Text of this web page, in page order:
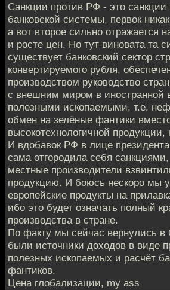
Санкции против РФ - это
банковской системы, первок
а вот второе сильно отражается
и росте цен. Но тут виновата та
существует банковский сектор
конвертируемого рубля,
производством руководство
с внешним миром в иностранной
полезными ископаемыми, т.е.
обмен на зелёные фантики
высокотехнологичной продукции,
И вдобавок РФ в лице
сама отгородила себя
местные производители
продукцию. И боюсь нескоро мы
европейские продукты на
ибо это будет означать полный
производства в стране.
По факту мы сейчас вернулись
были источники доходов в виде
полезных ископаемых и расчёт
фантиков.
Цена глобализации, my ass